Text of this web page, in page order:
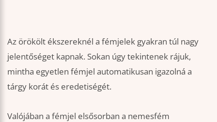
Az örökölt ékszereknél a fémjelek gyakran túl nagy
jelentőséget kapnak. Sokan úgy tekintenek rájuk,
mintha egyetlen fémjel automatikusan igazolná a
tárgy korát és eredetiségét.
Valójában a fémjel elsősorban a nemesfém